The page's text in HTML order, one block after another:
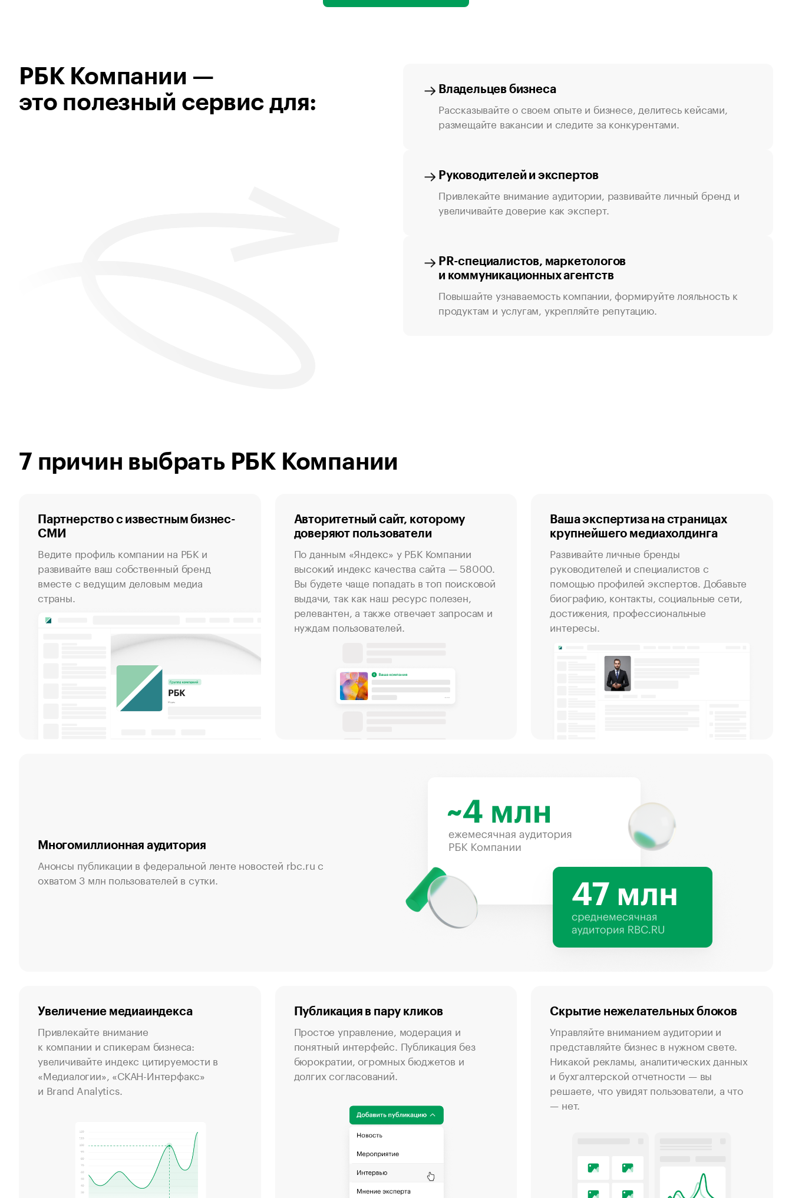
РБК Компании —
это полезный сервис для:
Владельцев бизнеса
Рассказывайте о своем опыте и бизнесе, делитесь кейсами,
размещайте вакансии и следите за конкурентами.
Руководителей и экспертов
Привлекайте внимание аудитории, развивайте личный бренд и
увеличивайте доверие как эксперт.
PR-специалистов, маркетологов
и коммуникационных агентств
Повышайте узнаваемость компании, формируйте лояльность к
продуктам и услугам, укрепляйте репутацию.
7 причин выбрать РБК Компании
Партнерство с известным бизнес-
СМИ
Ведите профиль компании на РБК и
развивайте ваш собственный бренд
вместе с ведущим деловым медиа
страны.
Авторитетный сайт, которому
доверяют пользователи
По данным «Яндекс» у РБК Компании
высокий индекс качества сайта — 58000.
Вы будете чаще попадать в топ поисковой
выдачи, так как наш ресурс полезен,
релевантен, а также отвечает запросам и
нуждам пользователей.
Ваша экспертиза на страницах
крупнейшего медиахолдинга
Развивайте личные бренды
руководителей и специалистов с
помощью профилей экспертов. Добавьте
биографию, контакты, социальные сети,
достижения, профессиональные
интересы.
Многомиллионная аудитория
Анонсы публикации в федеральной ленте новостей rbc.ru с
охватом 3 млн пользователей в сутки.
Увеличение медиаиндекса
Привлекайте внимание
к компании и спикерам бизнеса:
увеличивайте индекс цитируемости в
«Медиалогии», «СКАН-Интерфакс»
и Brand Analytics.
Публикация в пару кликов
Простое управление, модерация и
понятный интерфейс. Публикация без
бюрократии, огромных бюджетов и
долгих согласований.
Скрытие нежелательных блоков
Управляйте вниманием аудитории и
представляйте бизнес в нужном свете.
Никакой рекламы, аналитических данных
и бухгалтерской отчетности — вы
решаете, что увидят пользователи, а что
— нет.